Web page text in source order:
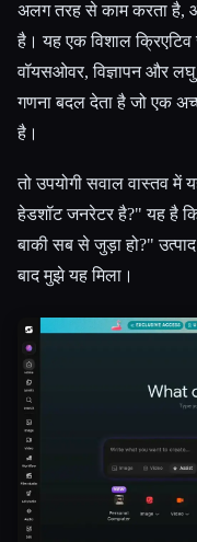
अलग तरह से काम करता है,
है। यह एक विशाल
वॉयसओवर, विज्ञापन और लघु
गणना बदल देता है जो एक
है।
तो उपयोगी सवाल वास्तव में
हेडशॉट जनरेटर है?" यह है
बाकी सब से जुड़ा हो?"
बाद मुझे यह मिला।